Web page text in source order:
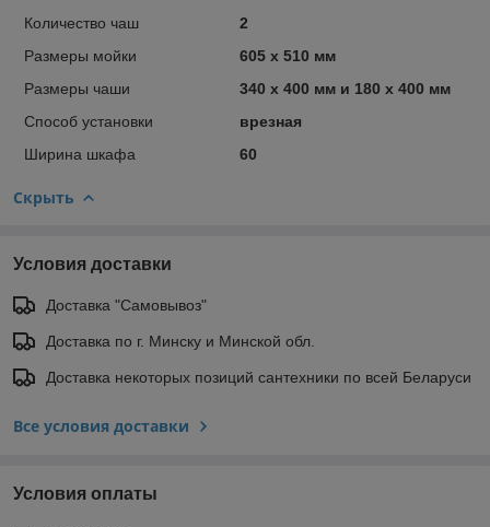
Количество чаш
2
Размеры мойки
605 х 510 мм
Размеры чаши
340 х 400 мм и 180 х 400 мм
Способ установки
врезная
Ширина шкафа
60
Скрыть
Условия доставки
Доставка "Самовывоз"
Доставка по г. Минску и Минской обл.
Доставка некоторых позиций сантехники по всей Беларуси
Все условия доставки
Условия оплаты